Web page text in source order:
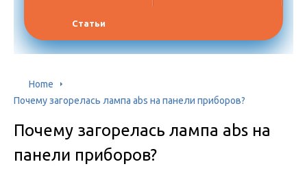
Статьи
Home
Почему загорелась лампа abs на панели приборов?
Почему загорелась лампа abs на
панели приборов?